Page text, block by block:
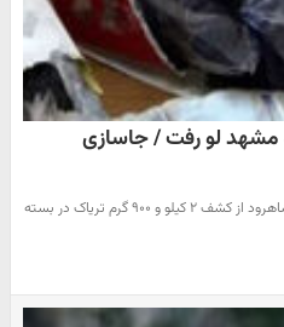
مشهد لو رفت / جاسازی
حوادث رکنا: فرمانده انتظامی شهرستان شاهرود از کشف ۲ کیلو و ۹۰۰ گرم تریاک در بسته